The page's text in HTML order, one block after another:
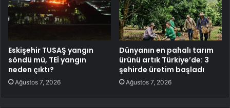
Eskişehir TUSAŞ yangın
söndü mü, TEİ yangın
neden çıktı?
Ağustos 7, 2026
Dünyanın en pahalı tarım
ürünü artık Türkiye’de: 3
şehirde üretim başladı
Ağustos 7, 2026